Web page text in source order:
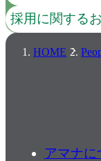
採用に関する
HOME
アマナに